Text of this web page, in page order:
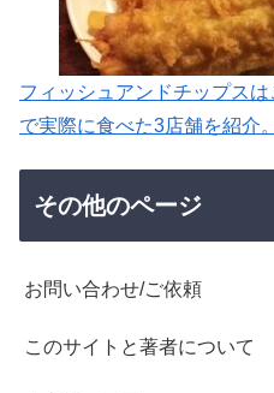
フィッシュアンドチップス
で実際に食べた3店舗を紹介。
その他のページ
お問い合わせ/ご依頼
このサイトと著者について